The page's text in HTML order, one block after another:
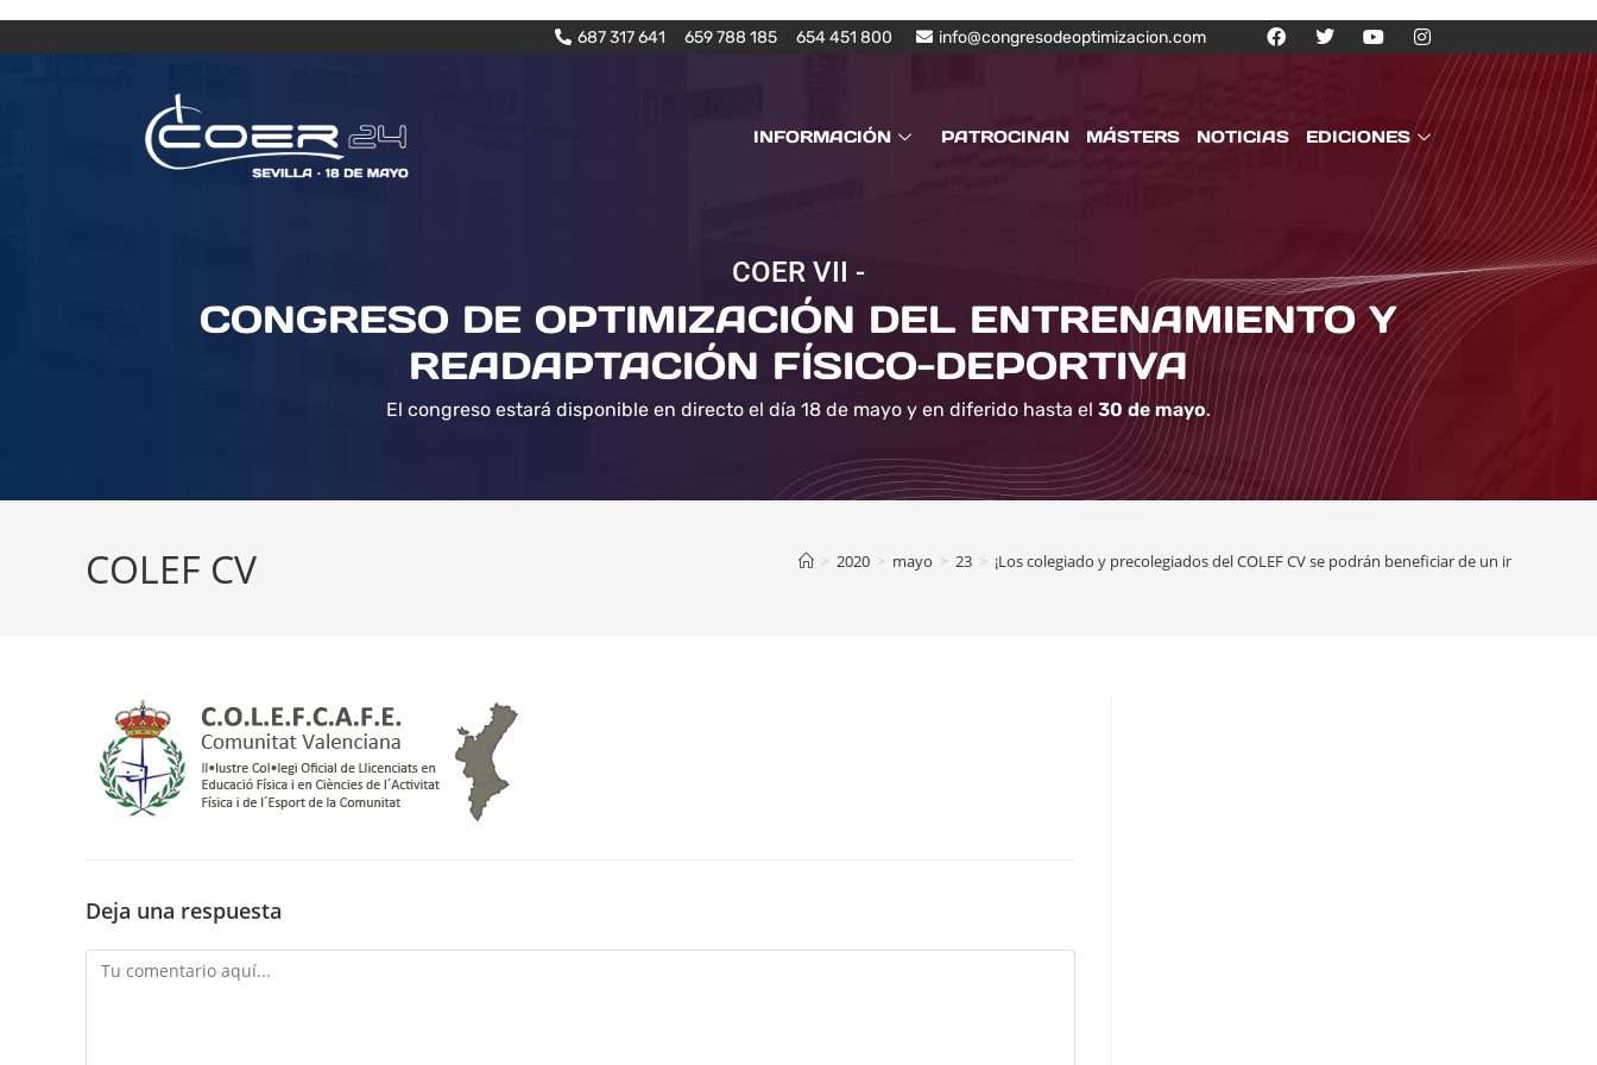
687 317 641 659 788 185 654 451 800 info@congresodeoptimizacion.com
INFORMACIÓN PATROCINAN MÁSTERS NOTICIAS EDICIONES
COER VII -
CONGRESO DE OPTIMIZACIÓN DEL ENTRENAMIENTO Y
READAPTACIÓN FÍSICO-DEPORTIVA
El congreso estará disponible en directo el día 18 de mayo y en diferido hasta el 30 de mayo.
COLEF CV > 2020 > mayo > 23 > ¡Los colegiado y precolegiados del COLEF CV se podrán beneficiar de un importante
Deja una respuesta